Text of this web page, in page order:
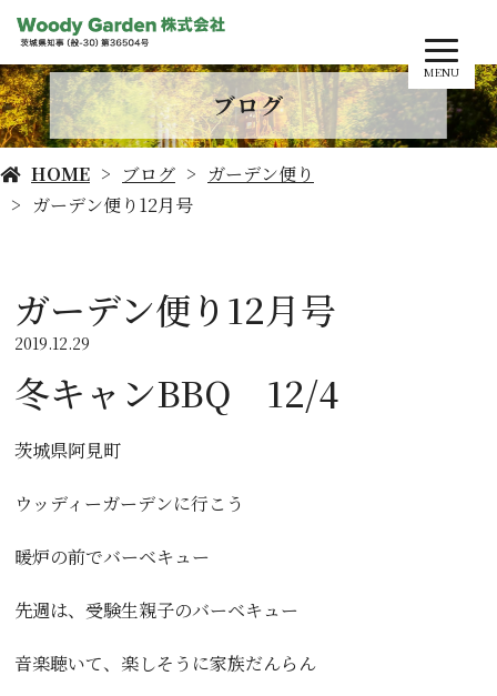
MENU
ブログ
HOME ブログ
ガーデン便り
ガーデン便り12月号
ガーデン便り12月号
2019.12.29
冬キャンBBQ 12/4
茨城県阿見町
ウッディーガーデンに行こう
暖炉の前でバーベキュー
先週は、受験生親子のバーベキュー
音楽聴いて、楽しそうに家族だんらん